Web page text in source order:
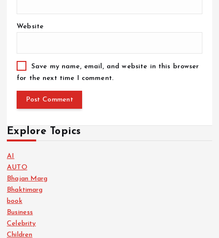
Website
Save my name, email, and website in this browser
for the next time I comment.
Explore Topics
AI
AUTO
Bhajan Marg
Bhaktimarg
book
Business
Celebrity
Children